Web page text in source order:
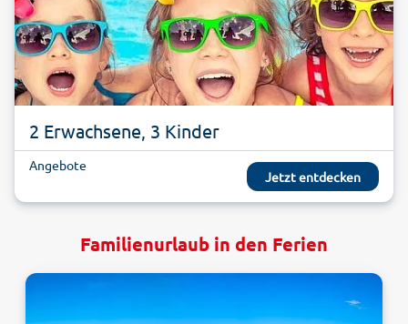
2 Erwachsene, 3 Kinder
Angebote
Jetzt entdecken
Familienurlaub in den Ferien